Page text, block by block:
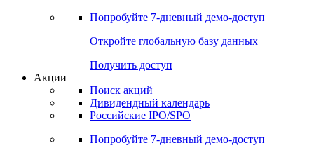
Попробуйте 7-дневный демо-доступ
Откройте глобальную базу данных
Получить доступ
Акции
Поиск акций
Дивидендный календарь
Российские IPO/SPO
Попробуйте 7-дневный демо-доступ